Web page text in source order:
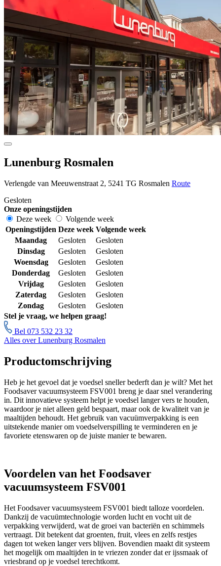
Lunenburg Rosmalen
Verlengde van Meeuwenstraat 2, 5241 TG Rosmalen Route
Gesloten
Onze openingstijden
Deze week
Volgende week
Openingstijden Deze week Volgende week
Maandag
Gesloten
Gesloten
Dinsdag
Gesloten
Gesloten
Woensdag
Gesloten
Gesloten
Donderdag
Gesloten
Gesloten
Vrijdag
Gesloten
Gesloten
Zaterdag
Gesloten
Gesloten
Zondag
Gesloten
Gesloten
Stel je vraag, we helpen graag!
Bel 073 532 23 32
Alles over Lunenburg Rosmalen
Productomschrijving
Heb je het gevoel dat je voedsel sneller bederft dan je wilt? Met het
Foodsaver vacuumsysteem FSV001 breng je daar snel verandering
in. Dit innovatieve systeem helpt je voedsel langer vers te houden,
waardoor je niet alleen geld bespaart, maar ook de kwaliteit van je
maaltijden behoudt. Het gebruik van vacuümverpakking is een
uitstekende manier om voedselverspilling te verminderen en je
favoriete etenswaren op de juiste manier te bewaren.
Voordelen van het Foodsaver
vacuumsysteem FSV001
Het Foodsaver vacuumsysteem FSV001 biedt talloze voordelen.
Dankzij de vacuümtechnologie worden lucht en vocht uit de
verpakking verwijderd, wat de groei van bacteriën en schimmels
vertraagt. Dit betekent dat groenten, fruit, vlees en zelfs restjes
dagen tot weken langer vers blijven. Bovendien maakt dit systeem
het mogelijk om maaltijden in te vriezen zonder dat er ijssmaak of
vriesbrand op je voedsel terechtkomt.